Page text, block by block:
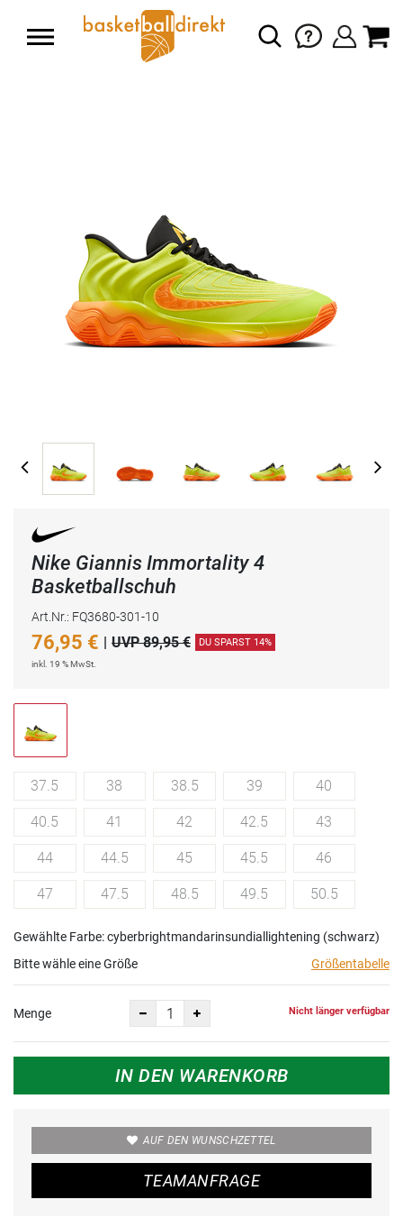
Nike Giannis Immortality 4
Basketballschuh
Art.Nr.: FQ3680-301-10
76,95 € | UVP 89,95 € DU SPARST 14%
inkl. 19 % MwSt.
37.5 38 38.5 39 40
40.5 41 42 42.5 43
44 44.5 45 45.5 46
47 47.5 48.5 49.5 50.5
Gewählte Farbe: cyberbrightmandarinsundiallightening (schwarz)
Bitte wähle eine Größe
Größentabelle
Menge Nicht länger verfügbar
IN DEN WARENKORB
AUF DEN WUNSCHZETTEL
TEAMANFRAGE